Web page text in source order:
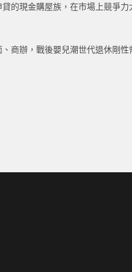
的現金購屋族，在市場上競爭力
商辦，戰後嬰兒潮世代退休剛性